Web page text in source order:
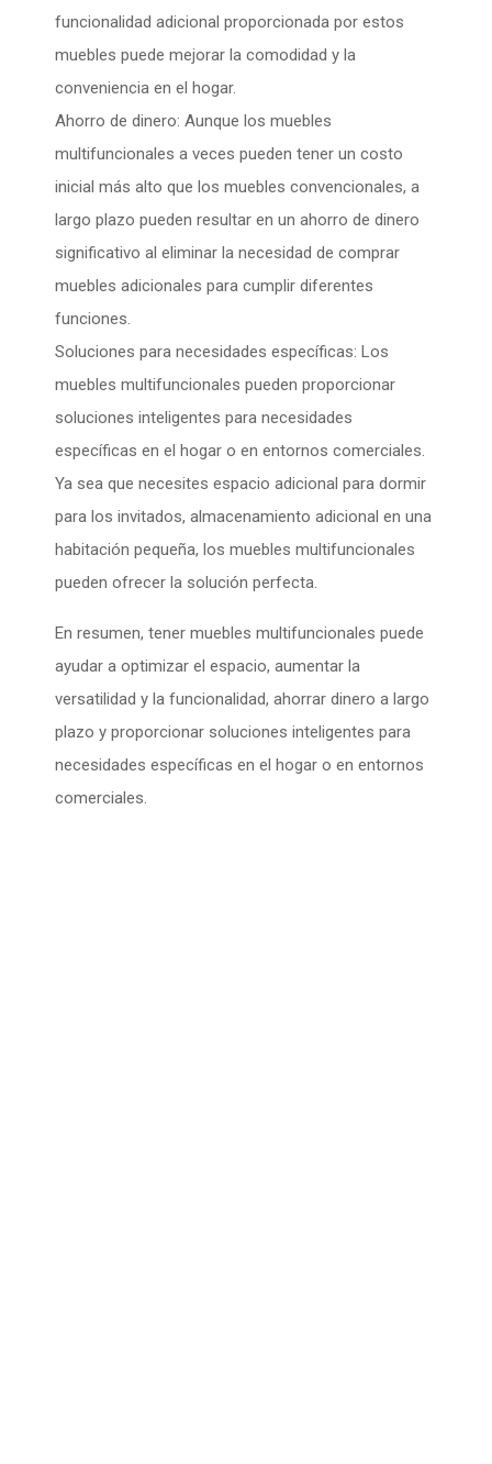
funcionalidad adicional proporcionada por estos
muebles puede mejorar la comodidad y la
conveniencia en el hogar.
Ahorro de dinero: Aunque los muebles
multifuncionales a veces pueden tener un costo
inicial más alto que los muebles convencionales, a
largo plazo pueden resultar en un ahorro de dinero
significativo al eliminar la necesidad de comprar
muebles adicionales para cumplir diferentes
funciones.
Soluciones para necesidades específicas: Los
muebles multifuncionales pueden proporcionar
soluciones inteligentes para necesidades
específicas en el hogar o en entornos comerciales.
Ya sea que necesites espacio adicional para dormir
para los invitados, almacenamiento adicional en una
habitación pequeña, los muebles multifuncionales
pueden ofrecer la solución perfecta.
En resumen, tener muebles multifuncionales puede
ayudar a optimizar el espacio, aumentar la
versatilidad y la funcionalidad, ahorrar dinero a largo
plazo y proporcionar soluciones inteligentes para
necesidades específicas en el hogar o en entornos
comerciales.